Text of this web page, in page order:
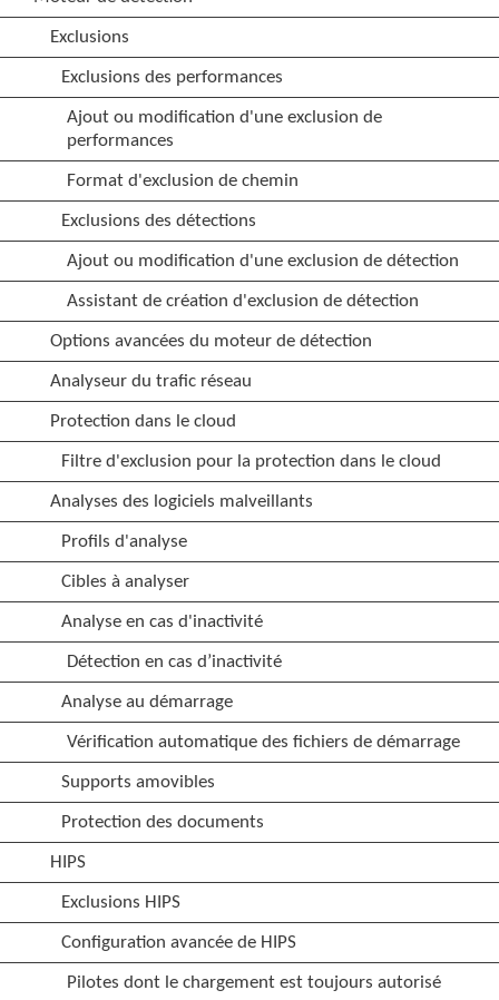
Exclusions
Exclusions des performances
Ajout ou modification d'une exclusion de
performances
Format d'exclusion de chemin
Exclusions des détections
Ajout ou modification d'une exclusion de détection
Assistant de création d'exclusion de détection
Options avancées du moteur de détection
Analyseur du trafic réseau
Protection dans le cloud
Filtre d'exclusion pour la protection dans le cloud
Analyses des logiciels malveillants
Profils d'analyse
Cibles à analyser
Analyse en cas d'inactivité
Détection en cas d’inactivité
Analyse au démarrage
Vérification automatique des fichiers de démarrage
Supports amovibles
Protection des documents
HIPS
Exclusions HIPS
Configuration avancée de HIPS
Pilotes dont le chargement est toujours autorisé